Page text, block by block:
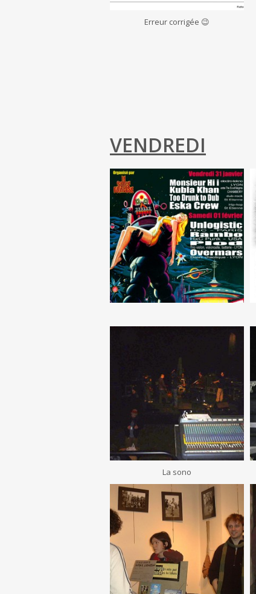
Erreur corrigée 😉
VENDREDI
La sono